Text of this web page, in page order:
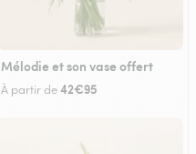
Mélodie et son vase offert
À partir de42€95